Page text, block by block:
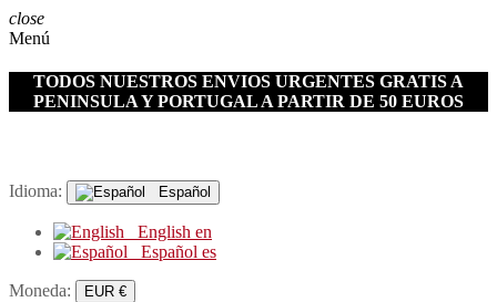
close
Menú
TODOS NUESTROS ENVIOS URGENTES GRATIS A
PENINSULA Y PORTUGAL A PARTIR DE 50 EUROS
Idioma: Español
English en
Español es
Moneda: EUR €